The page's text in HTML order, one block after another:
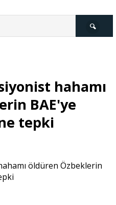
Sanat
hahamı
BAE'ye
tepki